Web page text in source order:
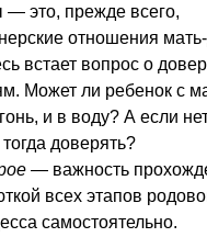
— это, прежде всего,
отношения
встает вопрос о
Может ли ребенок с
и в воду? А если
доверять?
— важность
всех этапов
самостоятельно.